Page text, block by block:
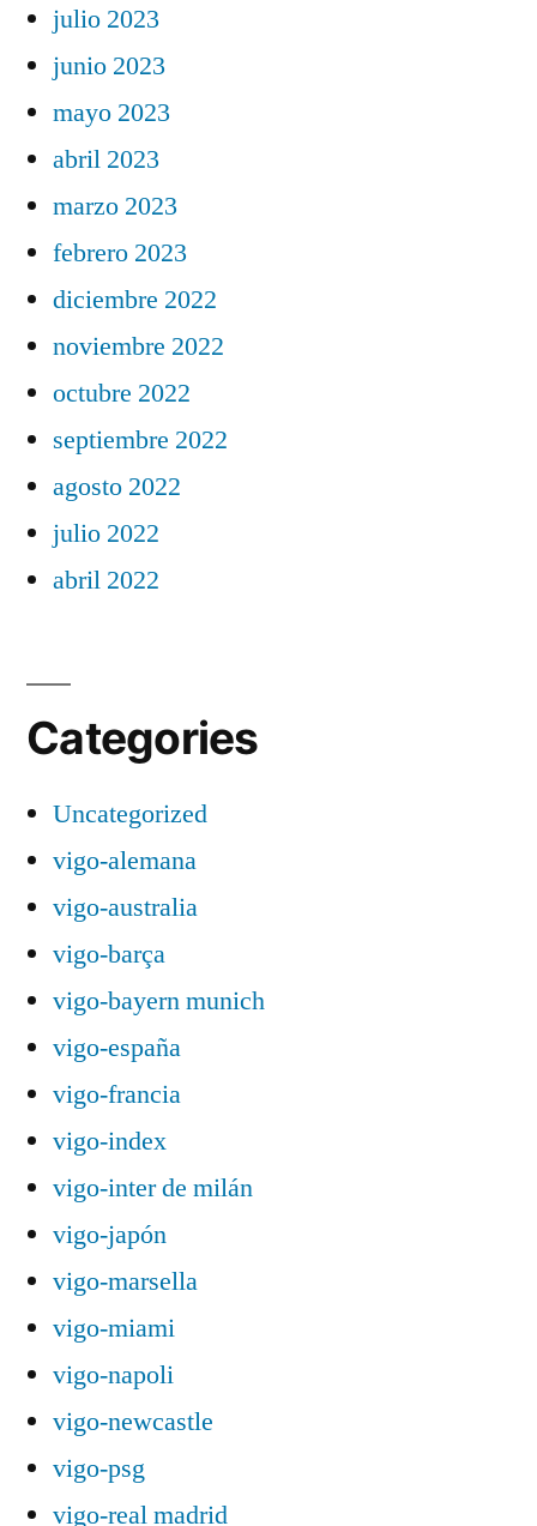
julio 2023
junio 2023
mayo 2023
abril 2023
marzo 2023
febrero 2023
diciembre 2022
noviembre 2022
octubre 2022
septiembre 2022
agosto 2022
julio 2022
abril 2022
Categories
Uncategorized
vigo-alemana
vigo-australia
vigo-barça
vigo-bayern munich
vigo-españa
vigo-francia
vigo-index
vigo-inter de milán
vigo-japón
vigo-marsella
vigo-miami
vigo-napoli
vigo-newcastle
vigo-psg
vigo-real madrid